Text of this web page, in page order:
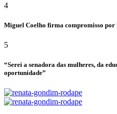
4
Miguel Coelho firma compromisso
5
“Serei a senadora das mulheres, da
oportunidade”